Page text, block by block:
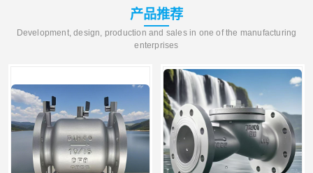
产品推荐
Development, design, production and sales in one of the manufacturing
enterprises